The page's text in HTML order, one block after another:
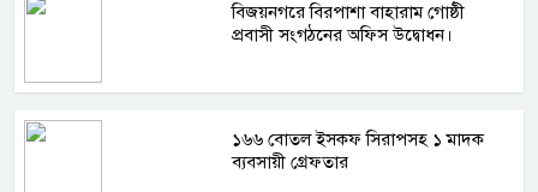
বিজয়নগরে বিরপাশা বাহারাম গোষ্ঠী
প্রবাসী সংগঠনের অফিস উদ্বোধন।
১৬৬ বোতল ইসকফ সিরাপসহ ১ মাদক
ব্যবসায়ী গ্রেফতার